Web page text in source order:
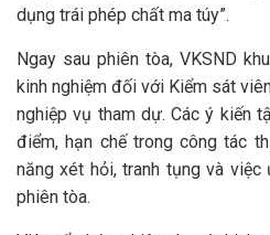
dụng trái phép chất ma túy”.
Ngay sau phiên tòa, VKSND
kinh nghiệm đối với Kiểm sát
nghiệp vụ tham dự. Các ý kiến
điểm, hạn chế trong công tác
năng xét hỏi, tranh tụng và
phiên tòa.